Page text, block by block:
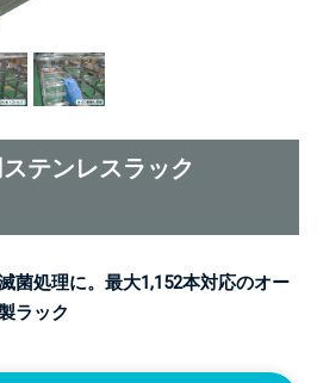
テンレスラック
菌処理に。最大1,152本対応のオー
ラック